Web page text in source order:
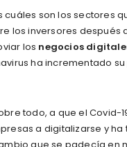
cuáles son los sectores
los inversores después
los negocios
ha incrementado
todo, a que el Covid-
a digitalizarse y